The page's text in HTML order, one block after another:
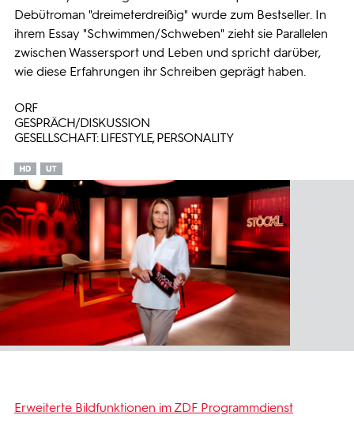
Debütroman "dreimeterdreißig" wurde zum Bestseller. In
ihrem Essay "Schwimmen/Schweben" zieht sie Parallelen
zwischen Wassersport und Leben und spricht darüber,
wie diese Erfahrungen ihr Schreiben geprägt haben.
ORF
GESPRÄCH/DISKUSSION
GESELLSCHAFT: LIFESTYLE, PERSONALITY
Erweiterte Bildfunktionen im ZDF Programmdienst